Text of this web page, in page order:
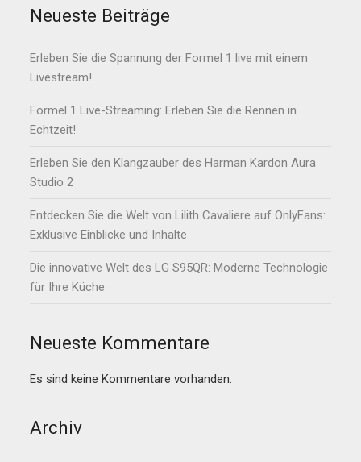
Neueste Beiträge
Erleben Sie die Spannung der Formel 1 live mit einem
Livestream!
Formel 1 Live-Streaming: Erleben Sie die Rennen in
Echtzeit!
Erleben Sie den Klangzauber des Harman Kardon Aura
Studio 2
Entdecken Sie die Welt von Lilith Cavaliere auf OnlyFans:
Exklusive Einblicke und Inhalte
Die innovative Welt des LG S95QR: Moderne Technologie
für Ihre Küche
Neueste Kommentare
Es sind keine Kommentare vorhanden.
Archiv